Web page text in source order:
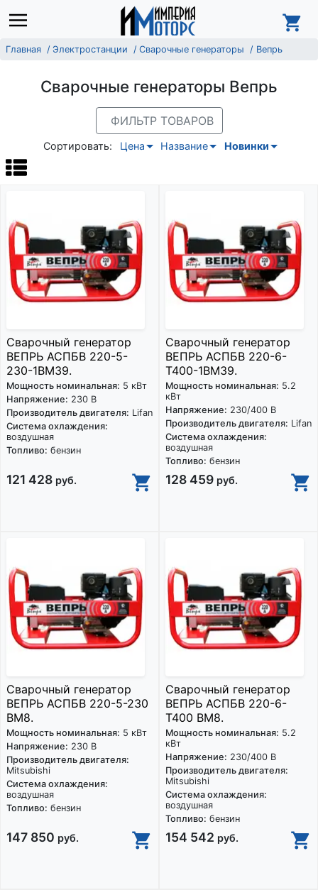
Главная Электростанции Сварочные генераторы Вепрь
Сварочные генераторы Вепрь
ФИЛЬТР ТОВАРОВ
Сортировать: Цена Название Новинки
Сварочный генератор
ВЕПРЬ АСПБВ 220-5-
230-1ВМ39.
Мощность номинальная: 5 кВт
Напряжение: 230 В
Производитель двигателя: Lifan
Система охлаждения:
воздушная
Топливо: бензин
121 428 руб.
Сварочный генератор
ВЕПРЬ АСПБВ 220-6-
Т400-1ВМ39.
Мощность номинальная: 5.2
кВт
Напряжение: 230/400 В
Производитель двигателя: Lifan
Система охлаждения:
воздушная
Топливо: бензин
128 459 руб.
Сварочный генератор
ВЕПРЬ АСПБВ 220-5-230
ВМ8.
Мощность номинальная: 5 кВт
Напряжение: 230 В
Производитель двигателя:
Mitsubishi
Система охлаждения:
воздушная
Топливо: бензин
147 850 руб.
Сварочный генератор
ВЕПРЬ АСПБВ 220-6-
Т400 ВМ8.
Мощность номинальная: 5.2
кВт
Напряжение: 230/400 В
Производитель двигателя:
Mitsubishi
Система охлаждения:
воздушная
Топливо: бензин
154 542 руб.